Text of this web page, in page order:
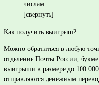
числам.
[свернуть]
Как получить выигрыш?
Можно обратиться в любую
отделение Почты России,
выигрыши в размере до 100
отправляются денежным